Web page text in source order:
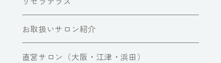
お取扱いサロン紹介
直営サロン（大阪・江津・浜田）